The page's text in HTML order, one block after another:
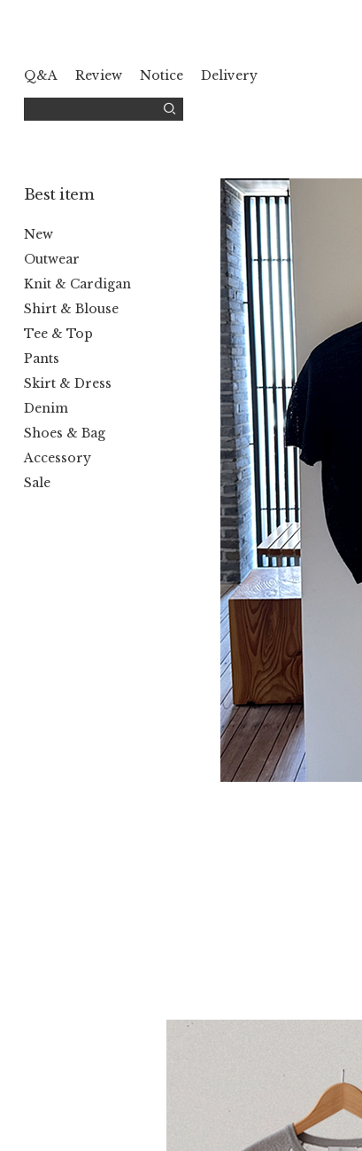
Q&A Review Notice Delivery
Best item
New
Outwear
Knit & Cardigan
Shirt & Blouse
Tee & Top
Pants
Skirt & Dress
Denim
Shoes & Bag
Accessory
Sale